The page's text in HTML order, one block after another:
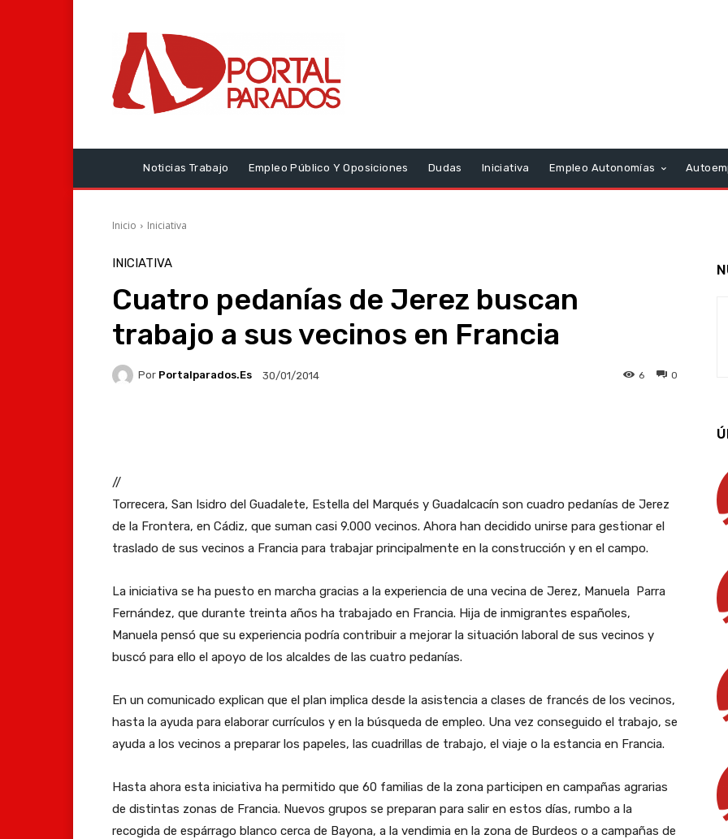
Noticias Trabajo Empleo Público Y Oposiciones Dudas Iniciativa Empleo Autonomías
Inicio Iniciativa
INICIATIVA
Cuatro pedanías de Jerez buscan
trabajo a sus vecinos en Francia
Por Portalparados.es 30/01/2014 0
6
//
Torrecera, San Isidro del Guadalete, Estella del Marqués y Guadalcacín son cuadro pedanías de Jerez
de la Frontera, en Cádiz, que suman casi 9.000 vecinos. Ahora han decidido unirse para gestionar el
traslado de sus vecinos a Francia para trabajar principalmente en la construcción y en el campo.
La iniciativa se ha puesto en marcha gracias a la experiencia de una vecina de Jerez, Manuela Parra
Fernández, que durante treinta años ha trabajado en Francia. Hija de inmigrantes españoles,
Manuela pensó que su experiencia podría contribuir a mejorar la situación laboral de sus vecinos y
buscó para ello el apoyo de los alcaldes de las cuatro pedanías.
En un comunicado explican que el plan implica desde la asistencia a clases de francés de los vecinos,
hasta la ayuda para elaborar currículos y en la búsqueda de empleo. Una vez conseguido el trabajo, se
ayuda a los vecinos a preparar los papeles, las cuadrillas de trabajo, el viaje o la estancia en Francia.
Hasta ahora esta iniciativa ha permitido que 60 familias de la zona participen en campañas agrarias
de distintas zonas de Francia. Nuevos grupos se preparan para salir en estos días, rumbo a la
recogida de espárrago blanco cerca de Bayona, a la vendimia en la zona de Burdeos o a campañas de